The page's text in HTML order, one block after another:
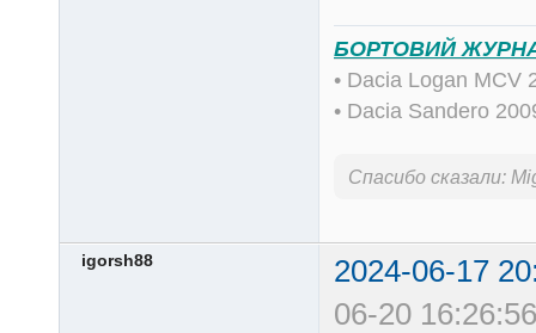
БОРТОВИЙ
• Dacia Logan
• Dacia Sandero
Спасибо сказали:
igorsh88
2024-06-17
06-20